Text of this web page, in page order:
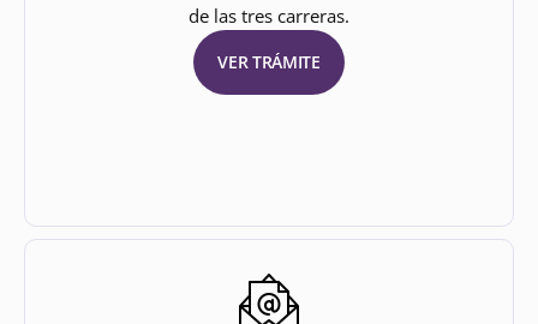
de las tres carreras.
VER TRÁMITE